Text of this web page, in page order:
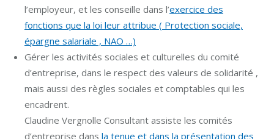
l’employeur, et les conseille dans l’exercice des
fonctions que la loi leur attribue ( Protection sociale,
épargne salariale , NAO …)
Gérer les activités sociales et culturelles du comité
d’entreprise, dans le respect des valeurs de solidarité ,
mais aussi des règles sociales et comptables qui les
encadrent.
Claudine Vergnolle Consultant assiste les comités
d’entreprise dans la tenue et dans la présentation des